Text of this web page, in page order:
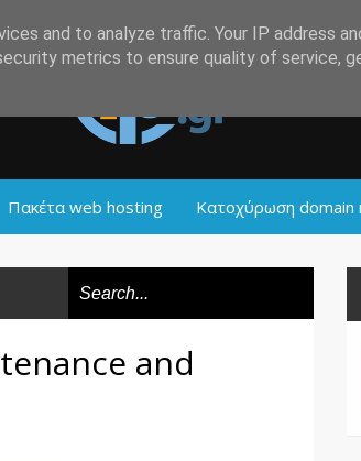
Πακέτα web hosting Κατοχύρωση domain
and
and to analyze traffic. Your IP address
metrics to ensure quality of service,